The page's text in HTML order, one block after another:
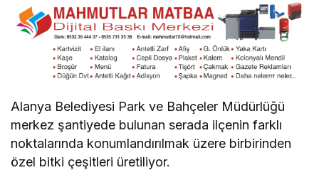
Alanya Belediyesi Park ve Bahçeler Müdürlüğü
merkez şantiyede bulunan serada ilçenin farklı
noktalarında konumlandırılmak üzere birbirinden
özel bitki çeşitleri üretiliyor.